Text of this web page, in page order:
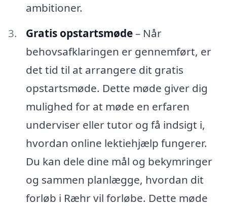
ambitioner.
Gratis opstartsmøde– Når
behovsafklaringen er gennemført, er
det tid til at arrangere dit gratis
opstartsmøde. Dette møde giver dig
mulighed for at møde en erfaren
underviser eller tutor og få indsigt i,
hvordan online lektiehjælp fungerer.
Du kan dele dine mål og bekymringer
og sammen planlægge, hvordan dit
forløb i Ræhr vil forløbe. Dette møde